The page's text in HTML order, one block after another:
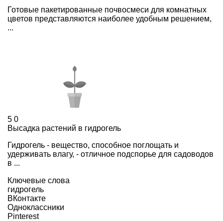
Готовые пакетированные почвосмеси для комнатных
цветов представляются наиболее удобным решением,
...
5 0
Высадка растений в гидрогель
Гидрогель - вещество, способное поглощать и
удерживать влагу, - отличное подспорье для садоводов
в ...
Ключевые слова
гидрогель
ВКонтакте
Одноклассники
Pinterest